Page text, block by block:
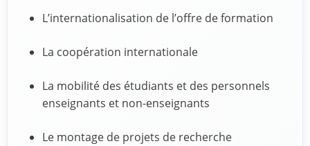
L’internationalisation de l’offre de formation
La coopération internationale
La mobilité des étudiants et des personnels
enseignants et non-enseignants
Le montage de projets de recherche